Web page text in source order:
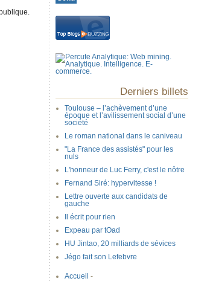
Derniers billets
Toulouse – l’achèvement d’une
époque et l’avilissement social d’une
société
Le roman national dans le caniveau
"La France des assistés" pour les
nuls
L'honneur de Luc Ferry, c'est le nôtre
Fernand Siré: hypervitesse !
Lettre ouverte aux candidats de
gauche
Il écrit pour rien
Expeau par tOad
HU Jintao, 20 milliards de sévices
Jégo fait son Lefebvre
Accueil -